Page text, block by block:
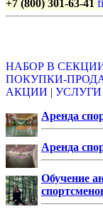
+7 (800) 301-63-41
НАБОР В
ПОКУПКИ-
АКЦИИ | УСЛУГИ
Аренда
Аренда
Обучение